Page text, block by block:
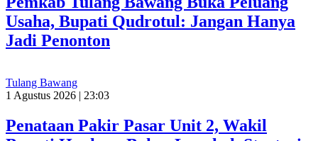
Usaha, Bupati Qudrotul: Jangan Hanya
Jadi Penonton
Tulang Bawang
1 Agustus 2026 | 23:03
Penataan Pakir Pasar Unit 2, Wakil